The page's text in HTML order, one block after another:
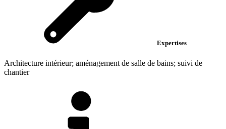
Expertises
Architecture intérieur; aménagement de salle de bains; suivi de
chantier